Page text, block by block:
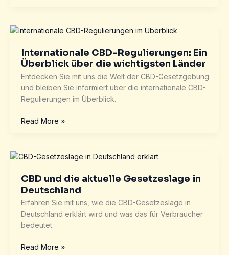
Produkte
der
THC-
Grenzwert
Internationale CBD-Regulierungen: Ein
Überblick über die wichtigsten Länder
Entdecken Sie mit uns die Welt der CBD-Gesetzgebung
und bleiben Sie informiert über die internationale CBD-
Regulierungen im Überblick.
Internationale
Ein
über
die
wichtigsten
Länder
Read More »
CBD und die aktuelle Gesetzeslage in
Deutschland
Erfahren Sie mit uns, wie die CBD-Gesetzeslage in
Deutschland erklärt wird und was das für Verbraucher
bedeutet.
CBD
Read More »